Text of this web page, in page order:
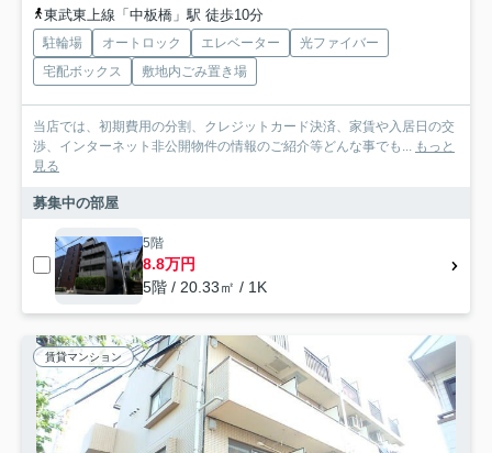
東武東上線「中板橋」駅 徒歩10分
駐輪場 オートロック エレベーター
光ファイバー
宅配ボックス
敷地内ごみ置き場
当店では、初期費用の分割、クレジットカード決済、家賃や入居日の交
渉、インターネット非公開物件の情報のご紹介等どんな事でも...
もっと
見る
募集中の部屋
5階
8.8万円
5階 / 20.33㎡ / 1K
賃貸マンション